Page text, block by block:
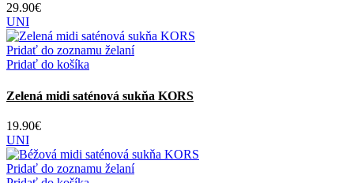
si
môžete
vybrať
na
produktu.
29.90€
UNI
Pridať do zoznamu želaní
Pridať do košíka
Zelená midi saténová sukňa KORS
19.90€
UNI
Pridať do zoznamu želaní